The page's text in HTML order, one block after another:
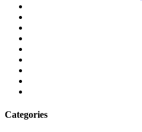
Categories